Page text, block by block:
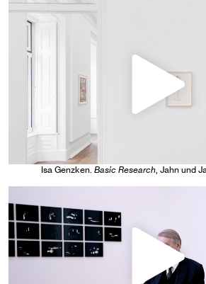
Isa Genzken. Basic Research, Jahn und